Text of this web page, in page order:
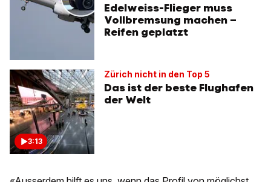
Edelweiss-Flieger muss
Vollbremsung machen –
Reifen geplatzt
3:13
Zürich nicht in den Top 5
Das ist der beste Flughafen
der Welt